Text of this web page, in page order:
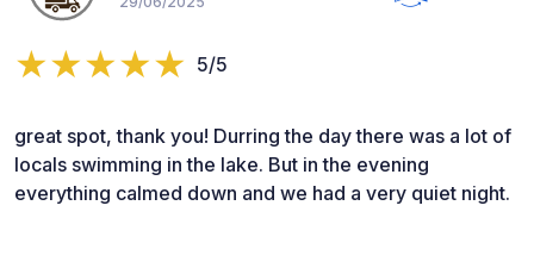
5/5
great spot, thank you! Durring the day there was a lot of
locals swimming in the lake. But in the evening
everything calmed down and we had a very quiet night.